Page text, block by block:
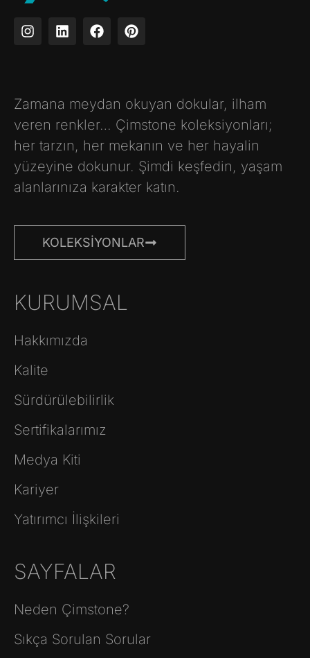
Zamana meydan okuyan dokular, ilham
veren renkler… Çimstone koleksiyonları;
her tarzın, her mekanın ve her hayalin
yüzeyine dokunur. Şimdi keşfedin, yaşam
alanlarınıza karakter katın.
KOLEKSIYONLAR
KURUMSAL
Hakkımızda
Kalite
Sürdürülebilirlik
Sertifikalarımız
Medya Kiti
Kariyer
Yatırımcı İlişkileri
SAYFALAR
Neden Çimstone?
Sıkça Sorulan Sorular